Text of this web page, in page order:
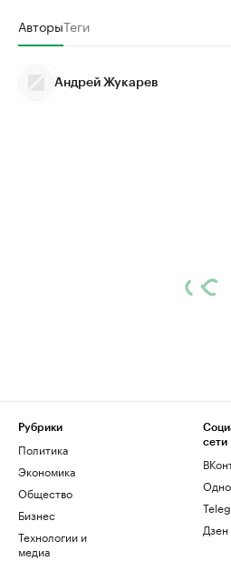
АвторыТеги
Андрей Жукарев
Рубрики
Политика
Экономика
Общество
Бизнес
Технологии и
медиа
сети
Дзен